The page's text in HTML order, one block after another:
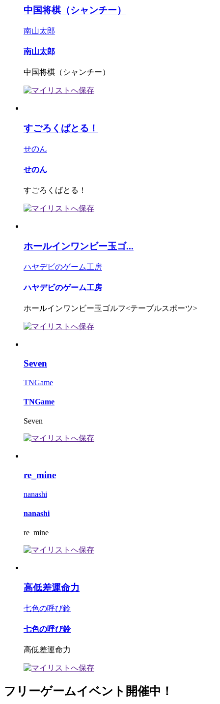
中国将棋（シャンチー）
南山太郎
南山太郎
中国将棋（シャンチー）
すごろくばとる！
せのん
せのん
すごろくばとる！
ホールインワンビー玉ゴ...
ハヤデビのゲーム工房
ハヤデビのゲーム工房
ホールインワンビー玉ゴルフ<テーブルスポーツ>
Seven
TNGame
TNGame
Seven
re_mine
nanashi
nanashi
re_mine
高低差運命力
七色の呼び鈴
七色の呼び鈴
高低差運命力
フリーゲームイベント開催中！